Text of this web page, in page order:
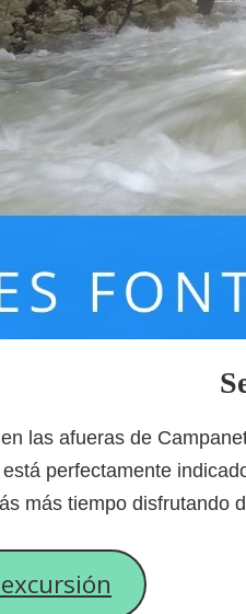
las afueras de
perfectamente
más tiempo disfrutando